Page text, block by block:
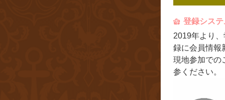
登録システ
2019年より
録に会員情報
現地参加での
参ください。